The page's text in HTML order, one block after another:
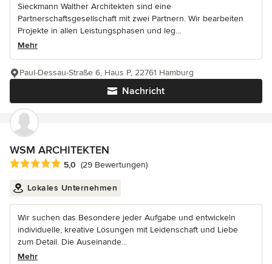
Sieckmann Walther Architekten sind eine
Partnerschaftsgesellschaft mit zwei Partnern. Wir bearbeiten
Projekte in allen Leistungsphasen und leg...
Mehr
Nachricht
Paul-Dessau-Straße 6, Haus P, 22761 Hamburg
WSM ARCHITEKTEN
Durchschnittliche Bewertung: 5 von 5 Sternen
5,0 (29 Bewertungen)
Lokales Unternehmen
Wir suchen das Besondere jeder Aufgabe und entwickeln
individuelle, kreative Lösungen mit Leidenschaft und Liebe
zum Detail. Die Auseinande...
Mehr